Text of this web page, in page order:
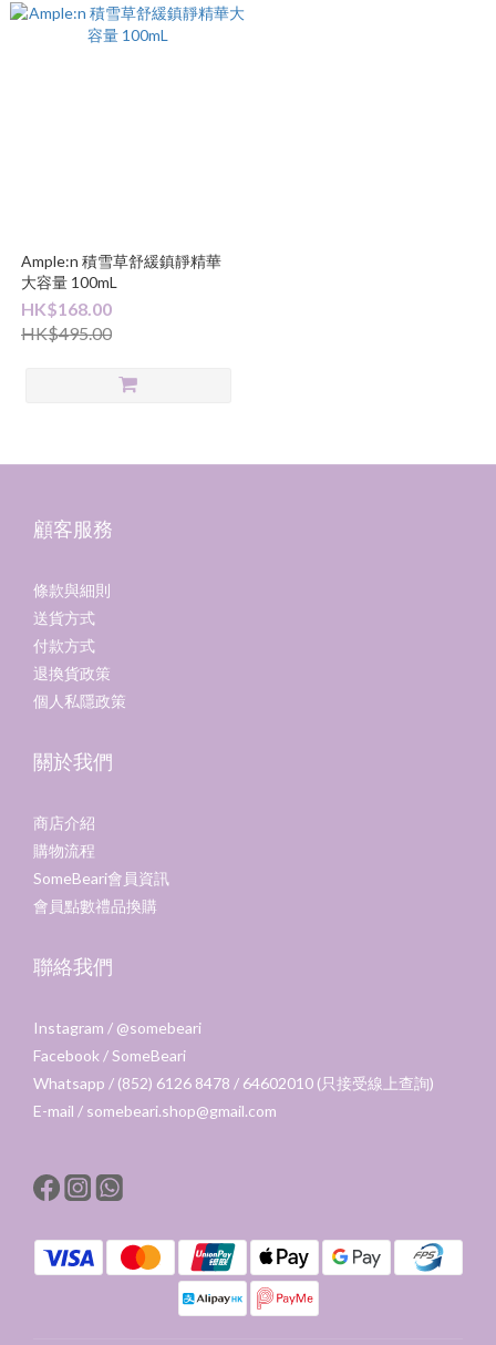
Ample:n 積雪草舒緩鎮靜精華
大容量 100mL
HK$168.00
HK$495.00
顧客服務
條款與細則
送貨方式
付款方式
退換貨政策
個人私隱政策
關於我們
商店介紹
購物流程
SomeBeari會員資訊
會員點數禮品換購
聯絡我們
Instagram / @somebeari
Facebook /SomeBeari
Whatsapp / (852) 6126 8478 / 64602010 (只接受線上查詢)
E-mail / somebeari.shop@gmail.com